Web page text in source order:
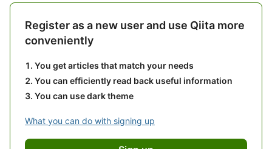
Register as a new user and use Qiita more
conveniently
You get articles that match your needs
You can efficiently read back useful information
You can use dark theme
What you can do with signing up